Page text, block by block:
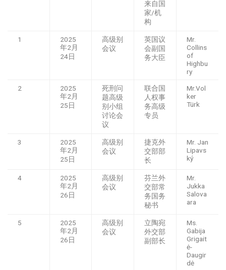
来自国
家/机
构
1
2025
年2月
24日
高级别
会议
英国议
会副国
务大臣
Mr.
Collins
of
Highbu
ry
2
2025
年2月
25日
死刑问
题高级
别小组
讨论会
议
联合国
人权事
务高级
专员
Mr.Vol
ker
Türk
3
2025
年2月
25日
高级别
会议
捷克外
交部部
长
Mr. Jan
Lipavs
ký
4
2025
年2月
26日
高级别
会议
芬兰外
交部常
务国务
秘书
Mr.
Jukka
Salova
ara
5
2025
年2月
26日
高级别
会议
立陶宛
外交部
副部长
Ms.
Gabija
Grigait
ė-
Daugir
dė